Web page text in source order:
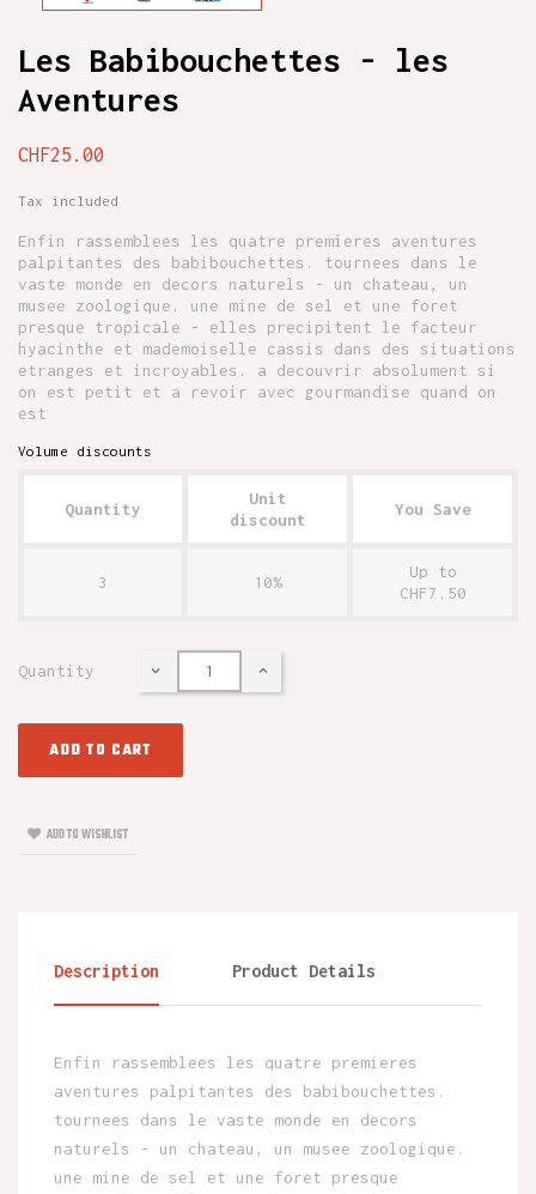
Les Babibouchettes - les
Aventures
CHF25.00
Tax included
Enfin rassemblees les quatre premieres aventures
palpitantes des babibouchettes. tournees dans le
vaste monde en decors naturels - un chateau, un
musee zoologique. une mine de sel et une foret
presque tropicale - elles precipitent le facteur
hyacinthe et mademoiselle cassis dans des situations
etranges et incroyables. a decouvrir absolument si
on est petit et a revoir avec gourmandise quand on
est
Volume discounts
Quantity
Unit
discount
You Save
3 10%
Up to
CHF7.50
Quantity
ADD TO CART
ADD TO WISHLIST
Description Product Details
Enfin rassemblees les quatre premieres
aventures palpitantes des babibouchettes.
tournees dans le vaste monde en decors
naturels - un chateau, un musee zoologique.
une mine de sel et une foret presque